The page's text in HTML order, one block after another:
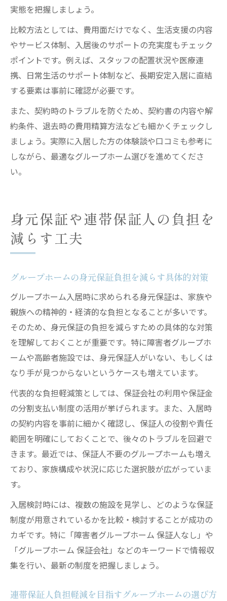
実態を把握しましょう。
比較方法としては、費用面だけでなく、生活支援の内容
やサービス体制、入居後のサポートの充実度もチェック
ポイントです。例えば、スタッフの配置状況や医療連
携、日常生活のサポート体制など、長期安定入居に直結
する要素は事前に確認が必要です。
また、契約時のトラブルを防ぐため、契約書の内容や解
約条件、退去時の費用精算方法なども細かくチェックし
ましょう。実際に入居した方の体験談や口コミも参考に
しながら、最適なグループホーム選びを進めてくださ
い。
身元保証や連帯保証人の負担を
減らす工夫
グループホームの身元保証負担を減らす具体的対策
グループホーム入居時に求められる身元保証は、家族や
親族への精神的・経済的な負担となることが多いです。
そのため、身元保証の負担を減らすための具体的な対策
を理解しておくことが重要です。特に障害者グループホ
ームや高齢者施設では、身元保証人がいない、もしくは
なり手が見つからないというケースも増えています。
代表的な負担軽減策としては、保証会社の利用や保証金
の分割支払い制度の活用が挙げられます。また、入居時
の契約内容を事前に細かく確認し、保証人の役割や責任
範囲を明確にしておくことで、後々のトラブルを回避で
きます。最近では、保証人不要のグループホームも増え
ており、家族構成や状況に応じた選択肢が広がっていま
す。
入居検討時には、複数の施設を見学し、どのような保証
制度が用意されているかを比較・検討することが成功の
カギです。特に「障害者グループホーム 保証人なし」や
「グループホーム 保証会社」などのキーワードで情報収
集を行い、最新の制度を把握しましょう。
連帯保証人負担軽減を目指すグループホームの選び方